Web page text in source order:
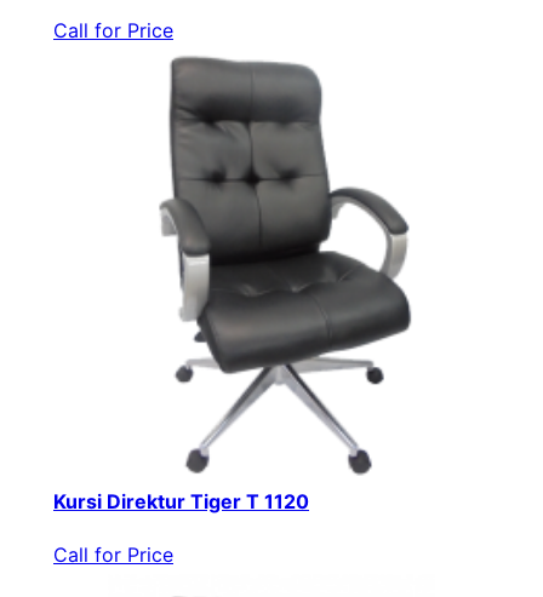
Call for Price
Kursi Direktur Tiger T 1120
Call for Price